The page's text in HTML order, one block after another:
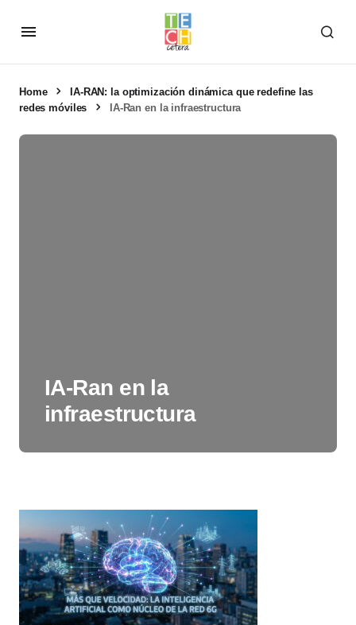
Home
IA-RAN: la optimización dinámica que redefine las
redes móviles
IA-Ran en la infraestructura
IA-Ran en la
infraestructura